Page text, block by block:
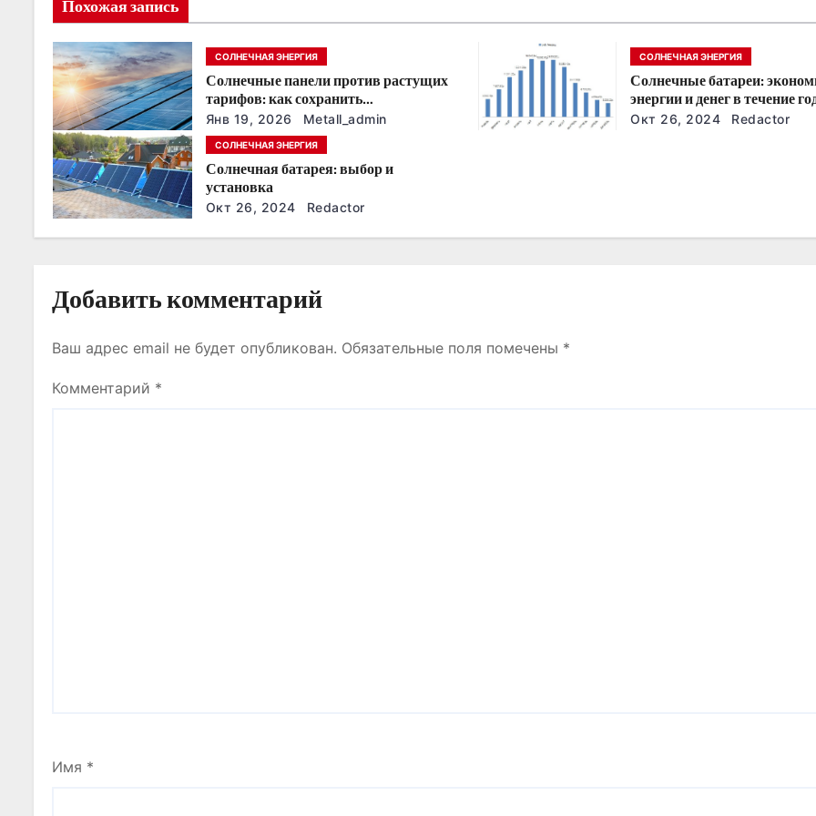
я
п
о
з
а
п
и
я
м
Похожая запись
СОЛНЕЧНАЯ ЭНЕРГИЯ
Солнечные панели против растущих
тарифов: как сохранить
энергонезависимость в ближайшие
годы
Янв 19, 2026 Metall_admin
СОЛНЕЧНАЯ ЭНЕРГИЯ
Солнечные батареи:
энергии и денег в течение
Окт 26, 2024 Redactor
СОЛНЕЧНАЯ ЭНЕРГИЯ
Солнечная батарея: выбор и
установка
Окт 26, 2024 Redactor
Добавить комментарий
Ваш адрес email не будет опубликован. Обязательные поля помечены *
Комментарий *
Имя *